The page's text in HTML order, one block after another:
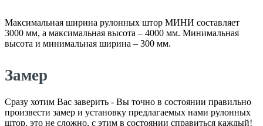
Максимальная ширина рулонных штор МИНИ составляет
3000 мм, а максимальная высота – 4000 мм. Минимальная
высота и минимальная ширина – 300 мм.
Замер
Сразу хотим Вас заверить - Вы точно в состоянии правильно
произвести замер и установку предлагаемых нами рулонных
штор, это не сложно, с этим в состоянии справиться каждый!